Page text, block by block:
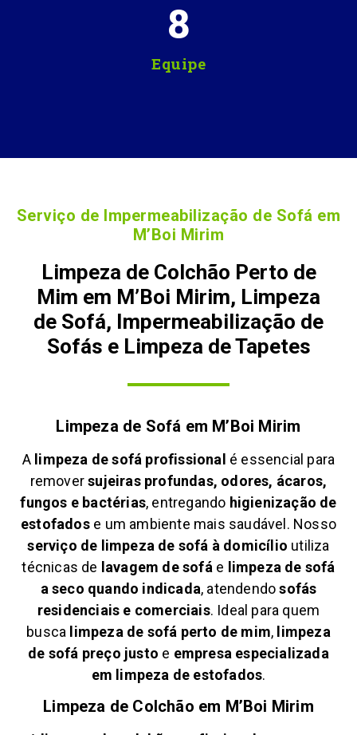
Equipe
8
Serviço de Impermeabilização de Sofá em
M’Boi Mirim
Limpeza de Colchão Perto de
Mim em M’Boi Mirim, Limpeza
de Sofá, Impermeabilização de
Sofás e Limpeza de Tapetes
Limpeza de Sofá em M’Boi Mirim
A limpeza de sofá profissional é essencial para
removersujeiras profundas, odores, ácaros,
fungos e bactérias, entregando higienização de
estofadose um ambiente mais saudável. Nosso
serviço de limpeza de sofá à domicílio utiliza
técnicas de lavagem de sofá e limpeza de sofá
a seco quando indicada, atendendosofás
residenciais e comerciais. Ideal para quem
busca limpeza de sofá perto de mim, limpeza
de sofá preço justo e empresa especializada
em limpeza de estofados.
Limpeza de Colchão em M’Boi Mirim